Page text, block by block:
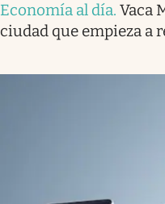
Economía al día. Vaca
ciudad que empieza a